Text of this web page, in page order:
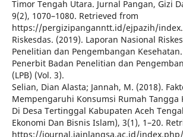
Timor Tengah Utara. Jurnal Pangan, Gizi
9(2), 1070–1080. Retrieved from
https://pergizipanganntt.id/ejpazih/
Riskesdas. (2019). Laporan Nasional
Penelitian dan Pengembangan
Penerbit Badan Penelitian dan
(LPB) (Vol. 3).
Selian, Dian Alasta; Jannah, M. (2018).
Mempengaruhi Konsumsi Rumah Tangga
Di Desa Tertinggal Kabupaten Aceh
Ekonomi Dan Bisnis Islam), 3(1), 1–20.
https://journal.iainlangsa.ac.id/